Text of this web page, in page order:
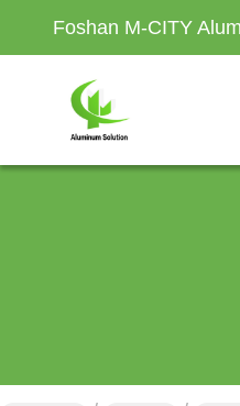
Foshan M-CITY